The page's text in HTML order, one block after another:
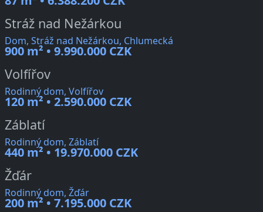
Stráž nad Nežárkou
Dom, Stráž nad Nežárkou, Chlumecká
900 m² • 9.990.000 CZK
Volfířov
Rodinný dom, Volfířov
120 m² • 2.590.000 CZK
Záblatí
Rodinný dom, Záblatí
440 m² • 19.970.000 CZK
Žďár
Rodinný dom, Žďár
200 m² • 7.195.000 CZK